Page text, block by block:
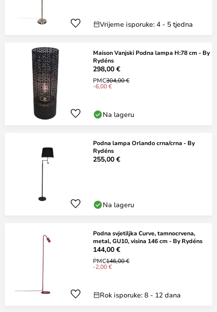
Vrijeme isporuke: 4 - 5 tjedna
Maison Vanjski Podna lampa H:78 cm - By
Rydéns
298,00 €
PMC304,00 €
-6,00 €
Na lageru
Podna lampa Orlando crna/crna - By
Rydéns
255,00 €
Na lageru
Podna svjetiljka Curve, tamnocrvena,
metal, GU10, visina 146 cm - By Rydéns
144,00 €
PMC146,00 €
-2,00 €
Rok isporuke: 8 - 12 dana